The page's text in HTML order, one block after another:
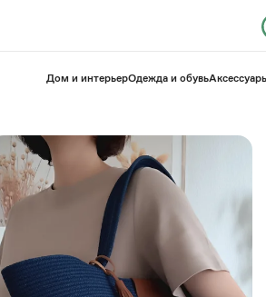
⁠Дом и интерьерОдежда и обувь